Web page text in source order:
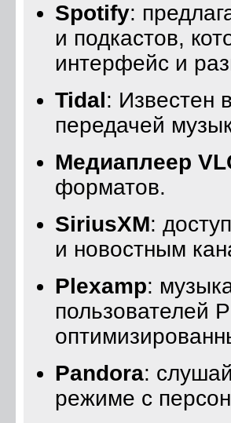
Spotify:
и подкастов,
интерфейс и
Tidal: Известен
передачей
Медиаплеер
форматов.
SiriusXM:
и новостным
Plexamp:
пользователей
Pandora:
режиме с